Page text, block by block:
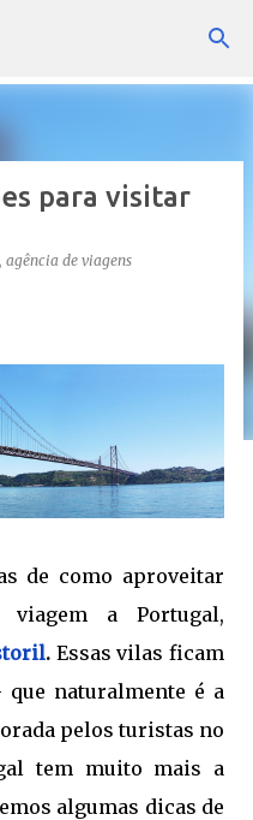
principal
para visitar
de viagens
de como aproveitar
a Portugal,
. Essas vilas ficam
naturalmente é a
pelos turistas no
tem muito mais a
algumas dicas de